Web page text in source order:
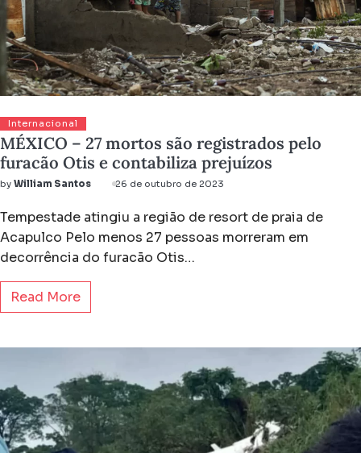
Internacional
MÉXICO – 27 mortos são registrados pelo
furacão Otis e contabiliza prejuízos
by William Santos 26 de outubro de 2023
Tempestade atingiu a região de resort de praia de
Acapulco Pelo menos 27 pessoas morreram em
decorrência do furacão Otis…
Read More